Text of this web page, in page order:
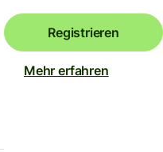
Registrieren
Mehr erfahren